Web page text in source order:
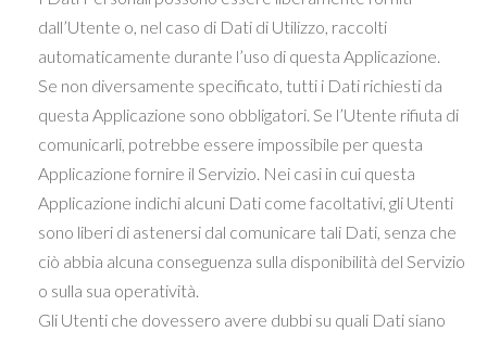
dall’Utente o, nel caso di Dati di Utilizzo, raccolti
automaticamente durante l’uso di questa Applicazione.
Se non diversamente specificato, tutti i Dati richiesti da
questa Applicazione sono obbligatori. Se l’Utente rifiuta di
comunicarli, potrebbe essere impossibile per questa
Applicazione fornire il Servizio. Nei casi in cui questa
Applicazione indichi alcuni Dati come facoltativi, gli Utenti
sono liberi di astenersi dal comunicare tali Dati, senza che
ciò abbia alcuna conseguenza sulla disponibilità del Servizio
o sulla sua operatività.
Gli Utenti che dovessero avere dubbi su quali Dati siano